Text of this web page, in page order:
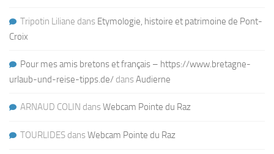
Tripotin Liliane dans Etymologie, histoire et patrimoine de Pont-
Croix
Pour mes amis bretons et français – https://www.bretagne-
urlaub-und-reise-tipps.de/ dans Audierne
ARNAUD COLIN dans Webcam Pointe du Raz
TOURLIDES dans Webcam Pointe du Raz